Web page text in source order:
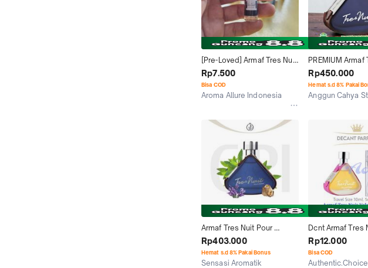
[Pre-Loved] Armaf Tres Nuit
EDP For Men - 1ML
Rp7.500
Bisa COD
Aroma Allure Indonesia
PREMIUM Armaf
For Men EDT
Rp450.000
Hemat s.d 8% Pakai
Anggun Cahya
Armaf Tres Nuit Pour
Homme Edt Man 100 Ml
Original
Rp403.000
Hemat s.d 8% Pakai Bonus
Sensasi Aromatik
Dcnt Armaf Tres
Valentina For
Rp12.000
Bisa COD
Authentic.Choice